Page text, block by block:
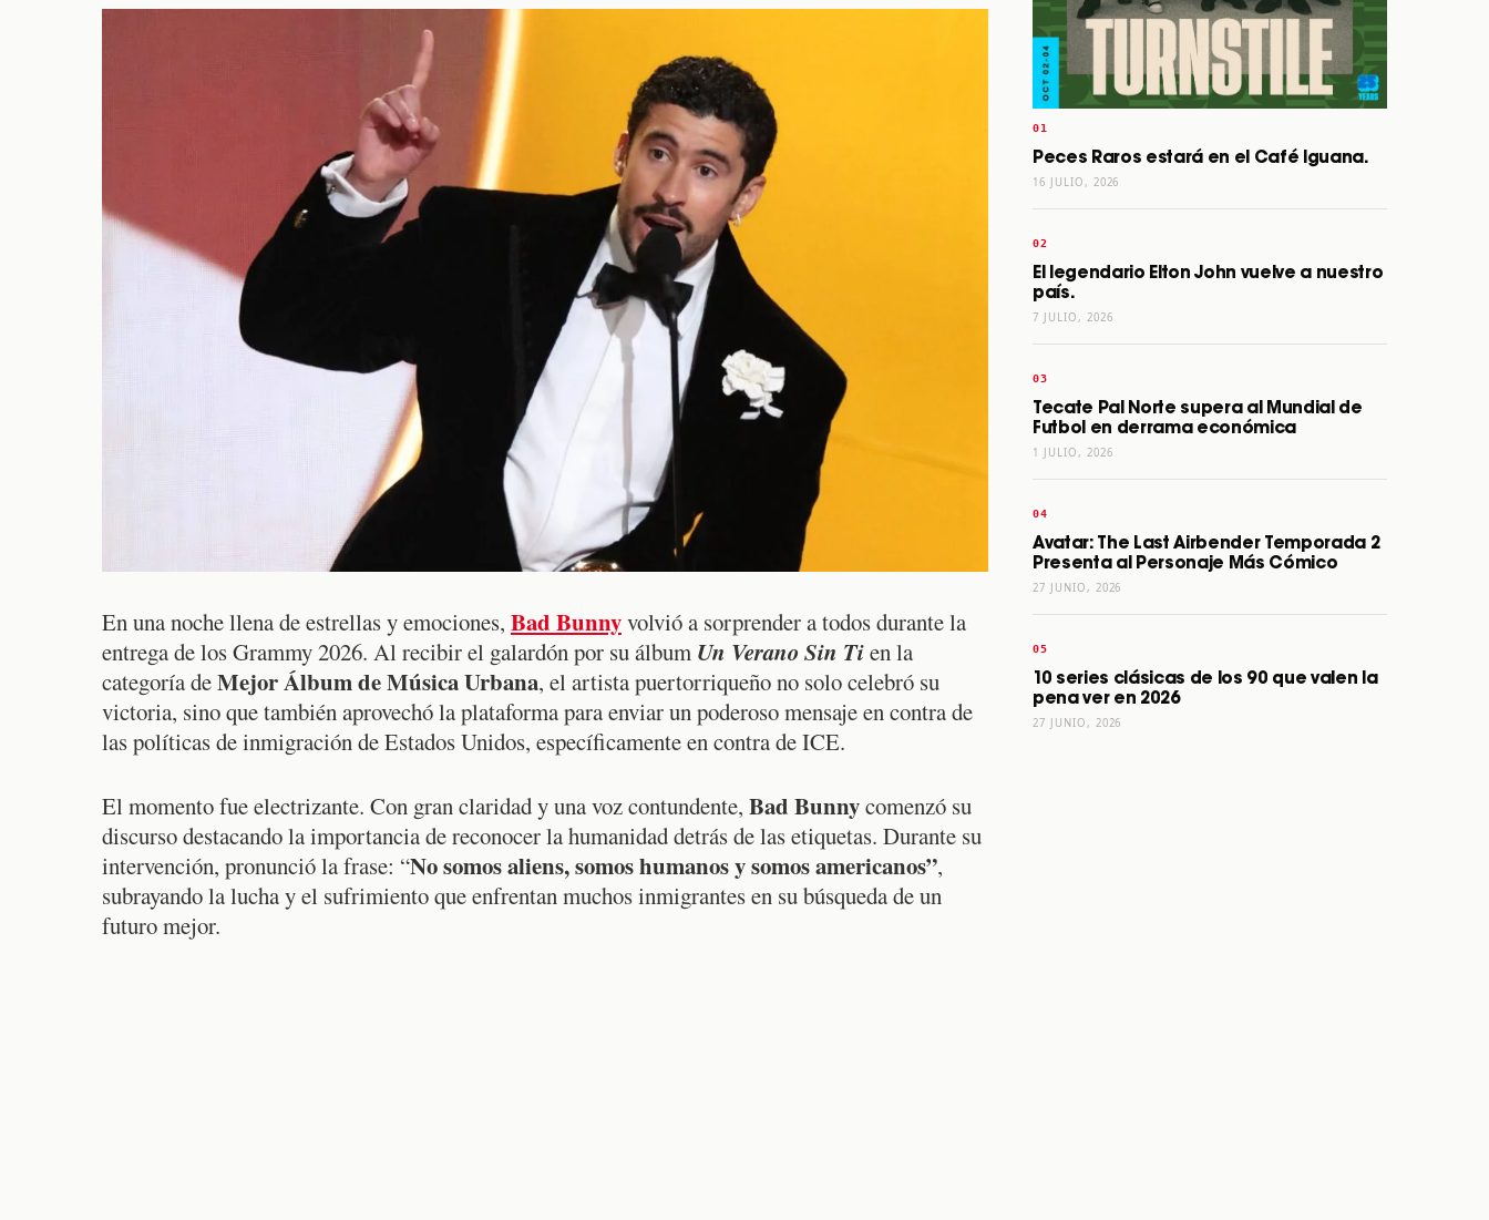
En una noche llena de estrellas y emociones, Bad Bunnyvolvió a sorprender a todos durante la
entrega de los Grammy 2026. Al recibir el galardón por su álbum Un Verano Sin Tien la
categoría deMejor Álbum de Música Urbana, el artista puertorriqueño no solo celebró su
victoria, sino que también aprovechó la plataforma para enviar un poderoso mensaje en contra de
las políticas de inmigración de Estados Unidos, específicamente en contra de ICE.
El momento fue electrizante. Con gran claridad y una voz contundente, Bad Bunnycomenzó su
discurso destacando la importancia de reconocer la humanidad detrás de las etiquetas. Durante su
intervención, pronunció la frase: “No somos aliens, somos humanos y somos americanos”,
subrayando la lucha y el sufrimiento que enfrentan muchos inmigrantes en su búsqueda de un
futuro mejor.
Peces Raros estará en el Café Iguana.
16 JULIO, 2026
El legendario Elton John vuelve a nuestro
país.
7 JULIO, 2026
Tecate Pal Norte supera al Mundial de
Futbol en derrama económica
1 JULIO, 2026
Avatar: The Last Airbender Temporada 2
Presenta al Personaje Más Cómico
27 JUNIO, 2026
10 series clásicas de los 90 que valen la
pena ver en 2026
27 JUNIO, 2026